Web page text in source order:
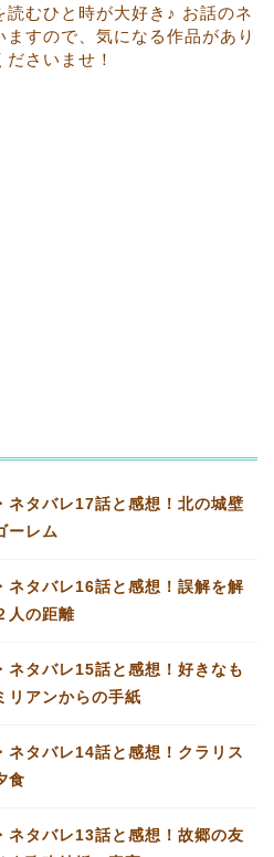
読むひと時が大好き♪ お話のネ
すので、気になる作品があり
さいませ！
ネタバレ17話と感想！北の城壁
ーレム
ネタバレ16話と感想！誤解を解
人の距離
ネタバレ15話と感想！好きなも
リアンからの手紙
ネタバレ14話と感想！クラリス
食
ネタバレ13話と感想！故郷の友